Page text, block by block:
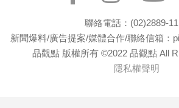
媒
聯絡電話：(02)2889-
新聞爆料/廣告提案/媒體合作/聯絡信箱：
品觀點 版權所有 ©2022 品觀點 All
隱私權聲明